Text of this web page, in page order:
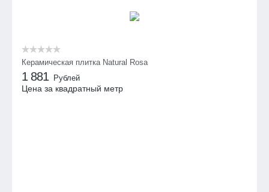
Керамическая плитка Natural Rosa
1 881 Рублей
Цена за квадратный метр